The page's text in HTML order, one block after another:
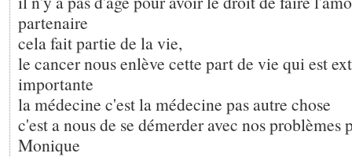
partenaire
cela fait partie de la vie,
le cancer nous enlève cette part de vie qui est
importante
la médecine c'est la médecine pas autre chose
c'est a nous de se démerder avec nos problèmes
Monique